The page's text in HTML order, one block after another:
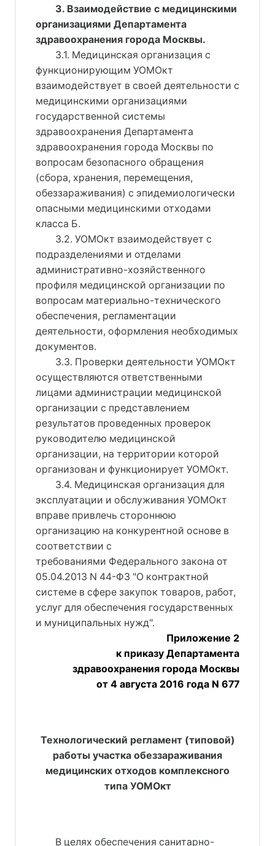
3. Взаимодействие с медицинскими
организациями Департамента
здравоохранения города Москвы.
3.1. Медицинская организация с
функционирующим УОМОкт
взаимодействует в своей деятельности с
медицинскими организациями
государственной системы
здравоохранения Департамента
здравоохранения города Москвы по
вопросам безопасного обращения
(сбора, хранения, перемещения,
обеззараживания) с эпидемиологически
опасными медицинскими отходами
класса Б.
3.2. УОМОкт взаимодействует с
подразделениями и отделами
административно-хозяйственного
профиля медицинской организации по
вопросам материально-технического
обеспечения, регламентации
деятельности, оформления необходимых
документов.
3.3. Проверки деятельности УОМОкт
осуществляются ответственными
лицами администрации медицинской
организации с представлением
результатов проведенных проверок
руководителю медицинской
организации, на территории которой
организован и функционирует УОМОкт.
3.4. Медицинская организация для
эксплуатации и обслуживания УОМОкт
вправе привлечь стороннюю
организацию на конкурентной основе в
соответствии с
требованиями Федерального закона от
05.04.2013 N 44-ФЗ "О контрактной
системе в сфере закупок товаров, работ,
услуг для обеспечения государственных
и муниципальных нужд".
Приложение 2
к приказу Департамента
здравоохранения города Москвы
от 4 августа 2016 года N 677
Технологический регламент (типовой)
работы участка обеззараживания
медицинских отходов комплексного
типа УОМОкт
В целях обеспечения санитарно-